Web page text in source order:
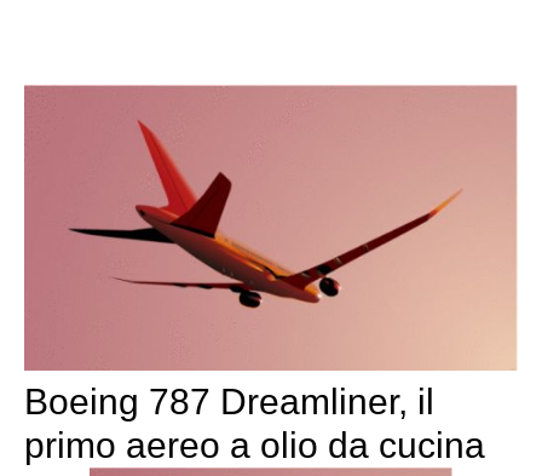
Boeing 787 Dreamliner, il
primo aereo a olio da cucina